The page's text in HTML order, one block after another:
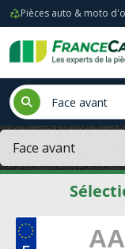
Pièces auto & moto